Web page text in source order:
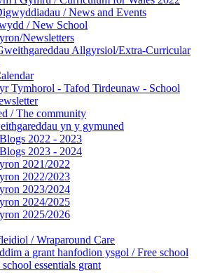
/ News and Events
/ New School
Newsletters
Allgyrsiol/Extra-Curricular
Tymhorol - Tafod Tirdeunaw - School
/ The community
yn y gymuned
2022 - 2023
2023 - 2024
2021/2022
2022/2023
2023/2024
2024/2025
2025/2026
/ Wraparound Care
a grant hanfodion ysgol / Free school
school essentials grant